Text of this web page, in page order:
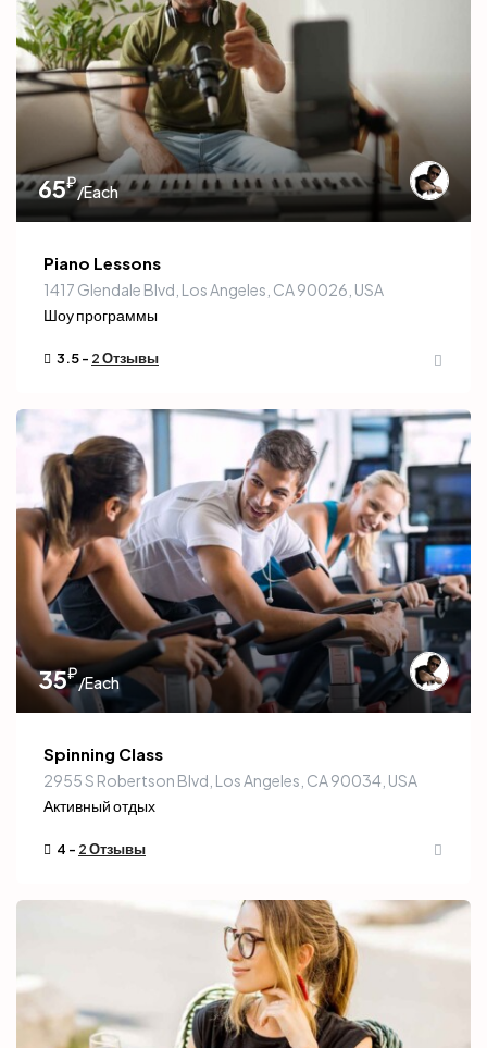
65₽/Each
Piano Lessons
1417 Glendale Blvd, Los Angeles, CA 90026, USA
Шоу программы
3.5 - 2 Отзывы
35₽/Each
Spinning Class
2955 S Robertson Blvd, Los Angeles, CA 90034, USA
Активный отдых
4 - 2 Отзывы